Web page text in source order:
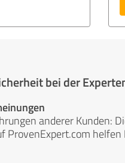
bei der
anderer Kunden:
ProvenExpert.com